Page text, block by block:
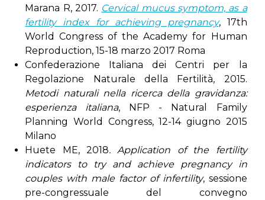
Marana R, 2017. Cervical mucus symptom, as a
fertility index for achieving pregnancy, 17th
World Congress of the Academy for Human
Reproduction, 15-18 marzo 2017 Roma
Confederazione Italiana dei Centri per la
Regolazione Naturale della Fertilità, 2015.
Metodi naturali nella ricerca della gravidanza:
esperienza italiana, NFP - Natural Family
Planning World Congress, 12-14 giugno 2015
Milano
Huete ME, 2018. Application of the fertility
indicators to try and achieve pregnancy in
couples with male factor of infertility, sessione
pre-congressuale del convegno